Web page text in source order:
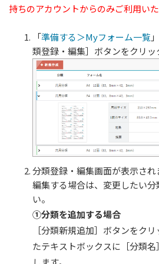
持ちのアカウントからのみご利用いた
「準備する＞Myフォーム一覧
類登録・編集］ボタンをクリッ
分類登録・編集画面が表示さ
編集する場合は、変更したい
い。
①分類を追加する場合
［分類新規追加］ボタンをク
たテキストボックスに［分類